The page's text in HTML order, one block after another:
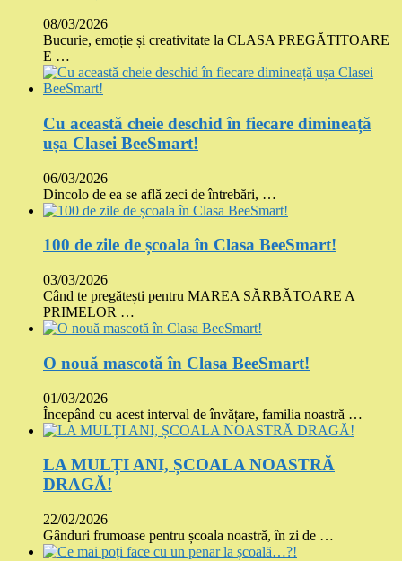
08/03/2026
Bucurie, emoție și creativitate la CLASA PREGĂTITOARE
E …
Cu această cheie deschid în fiecare dimineață
ușa Clasei BeeSmart!
06/03/2026
Dincolo de ea se află zeci de întrebări, …
100 de zile de școala în Clasa BeeSmart!
03/03/2026
Când te pregătești pentru MAREA SĂRBĂTOARE A
PRIMELOR …
O nouă mascotă în Clasa BeeSmart!
01/03/2026
Începând cu acest interval de învățare, familia noastră …
LA MULȚI ANI, ȘCOALA NOASTRĂ
DRAGĂ!
22/02/2026
Gânduri frumoase pentru școala noastră, în zi de …